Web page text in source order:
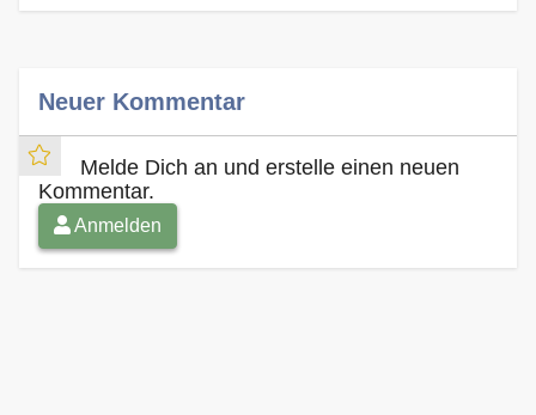
Neuer Kommentar
Melde Dich an und erstelle einen neuen
Kommentar.
Anmelden